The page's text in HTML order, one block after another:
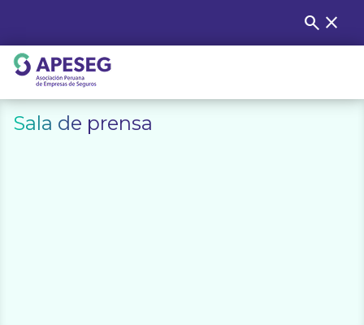
content
Buscar:
search close
APESEG
Sala de prensa